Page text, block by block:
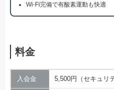
Wi-Fi完備で有酸素運動も快適
料金
入会金 5,500円（セキュリ